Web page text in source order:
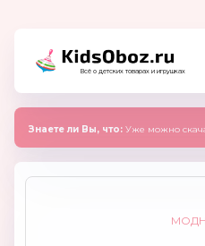
Всё о детских товарах и игрушках
Знаете ли Вы, что: Уже можно скачать